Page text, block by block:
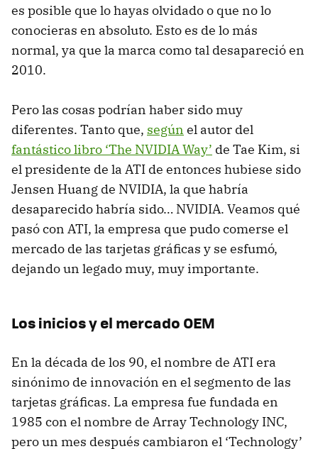
es posible que lo hayas olvidado o que no lo
conocieras en absoluto. Esto es de lo más
normal, ya que la marca como tal desapareció en
2010.
Pero las cosas podrían haber sido muy
diferentes. Tanto que, según el autor del
fantástico libro ‘The NVIDIA Way’ de Tae Kim, si
el presidente de la ATI de entonces hubiese sido
Jensen Huang de NVIDIA, la que habría
desaparecido habría sido… NVIDIA. Veamos qué
pasó con ATI, la empresa que pudo comerse el
mercado de las tarjetas gráficas y se esfumó,
dejando un legado muy, muy importante.
Los inicios y el mercado OEM
En la década de los 90, el nombre de ATI era
sinónimo de innovación en el segmento de las
tarjetas gráficas. La empresa fue fundada en
1985 con el nombre de Array Technology INC,
pero un mes después cambiaron el ‘Technology’